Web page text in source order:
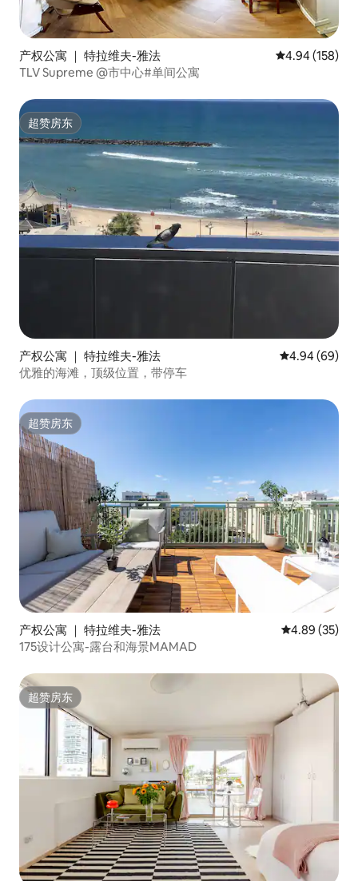
产权公寓 ｜ 特拉维夫-雅法 平均评分 4.94
4.94 (158)
TLV Supreme @市中心#单间公寓
超赞房东
超赞房东
产权公寓 ｜ 特拉维夫-雅法 平均评分 4.94
4.94 (69)
优雅的海滩，顶级位置，带停车
超赞房东
超赞房东
产权公寓 ｜ 特拉维夫-雅法 平均评分
4.89 (35)
175设计公寓-露台和海景MAMAD
超赞房东
超赞房东